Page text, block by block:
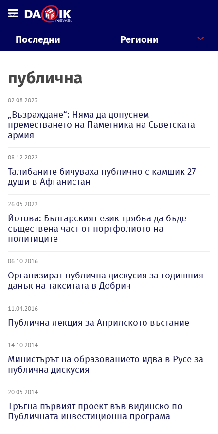
Последни Региони
публична
02.08.2023
„Възраждане“: Няма да допуснем
преместването на Паметника на Съветската
армия
08.12.2022
Талибаните бичуваха публично с камшик 27
души в Афганистан
26.05.2022
Йотова: Българският език трябва да бъде
съществена част от портфолиото на
политиците
06.10.2016
Организират публична дискусия за годишния
данък на такситата в Добрич
11.04.2016
Публична лекция за Априлското въстание
14.10.2014
Министърът на образованието идва в Русе за
публична дискусия
20.05.2014
Тръгна първият проект във видинско по
Публичната инвестиционна програма